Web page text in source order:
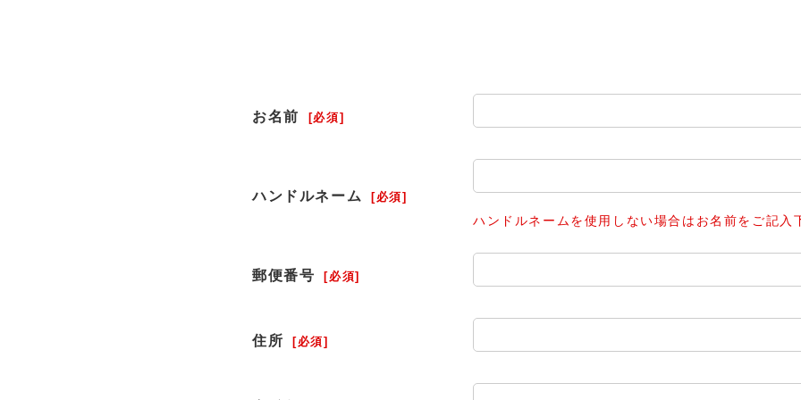
お名前 [必須]
ハンドルネーム [必須]
ハンドルネームを使用しない場合はお名前をご記入
郵便番号 [必須]
住所 [必須]